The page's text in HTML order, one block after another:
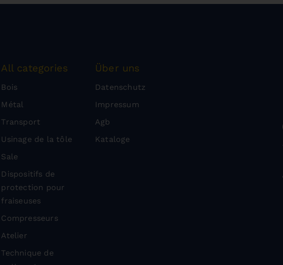
All categories
Bois
Métal
Transport
Usinage de la tôle
Sale
Dispositifs de
protection pour
fraiseuses
Compresseurs
Atelier
Technique de
Über uns
Datenschutz
Impressum
Agb
Kataloge